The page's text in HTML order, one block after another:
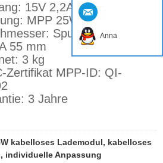
15V 2,2A
MPP 25W
Spule 50 mm,
55 mm
3 kg
Zertifikat MPP-ID: QI-
3 Jahre
kabelloses Lademodul, kabelloses
individuelle Anpassung
Anna